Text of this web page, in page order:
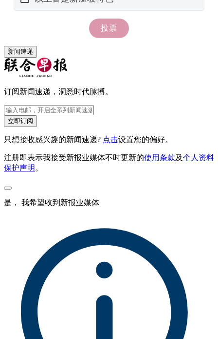
新闻速递
订阅新闻速递，洞悉时代脉搏。
立即订阅
只想接收感兴趣的新闻速递? 点击设置您的偏好。
注册即表示我接受新报业媒体不时更新的使用条款及个人资料
保护声明 。
是， 我希望收到新报业媒体